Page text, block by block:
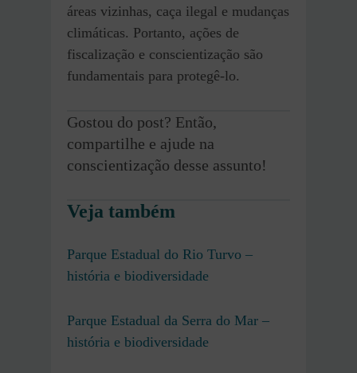
áreas vizinhas, caça ilegal e mudanças
climáticas. Portanto, ações de
fiscalização e conscientização são
fundamentais para protegê-lo.
Gostou do post? Então,
compartilhe e ajude na
conscientização desse assunto!
Veja também
Parque Estadual do Rio Turvo –
história e biodiversidade
Parque Estadual da Serra do Mar –
história e biodiversidade